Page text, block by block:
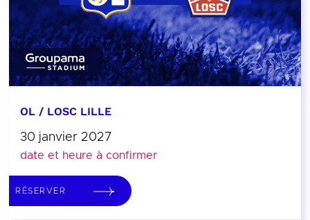
OL / LOSC LILLE
30 janvier 2027
date et heure à confirmer
RÉSERVER